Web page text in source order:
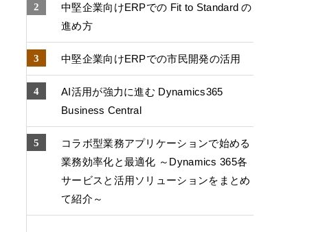
中堅企業向けERPでの Fit to Standard の
進め方
中堅企業向けERPでの市⺠開発の活用
AI活用が強力に進む Dynamics365
Business Central
コラボ型業務アプリケーションで始める
業務効率化と最適化 ～Dynamics 365各
サービスと活用ソリューションをまとめ
て紹介～